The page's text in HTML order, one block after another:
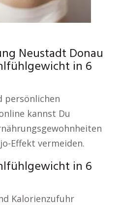
Neustadt Donau
in 6
persönlichen
kannst Du
Effekt vermeiden.
in 6
Kalorienzufuhr